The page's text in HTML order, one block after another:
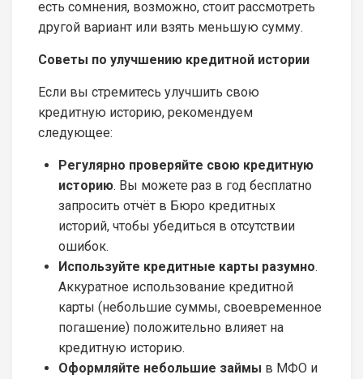
есть сомнения, возможно, стоит рассмотреть
другой вариант или взять меньшую сумму.
Советы по улучшению кредитной истории
Если вы стремитесь улучшить свою
кредитную историю, рекомендуем
следующее:
Регулярно проверяйте свою кредитную
историю. Вы можете раз в год бесплатно
запросить отчёт в Бюро кредитных
историй, чтобы убедиться в отсутствии
ошибок.
Используйте кредитные карты разумно.
Аккуратное использование кредитной
карты (небольшие суммы, своевременное
погашение) положительно влияет на
кредитную историю.
Оформляйте небольшие займы в МФО и